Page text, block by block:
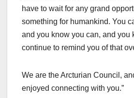
have to wait for any grand
something for humankind. You
and you know you can, and you
continue to remind you of that
We are the Arcturian Council,
enjoyed connecting with you.”